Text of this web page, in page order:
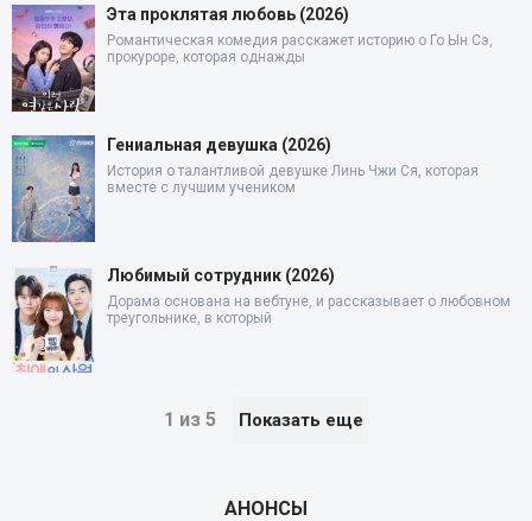
Эта проклятая любовь (2026)
Романтическая комедия расскажет историю о Го Ын Сэ,
прокуроре, которая однажды
Гениальная девушка (2026)
История о талантливой девушке Линь Чжи Ся, которая
вместе с лучшим учеником
Любимый сотрудник (2026)
Дорама основана на вебтуне, и рассказывает о любовном
треугольнике, в который
1 из 5 Показать еще
АНОНСЫ